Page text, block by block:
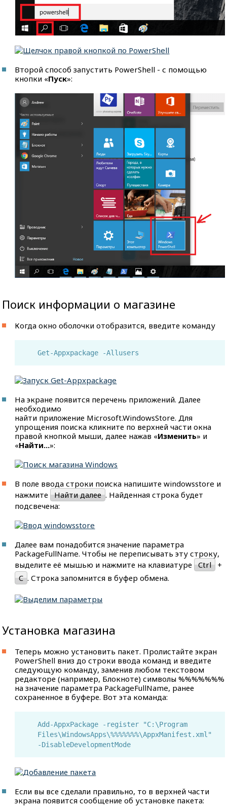
Второй способ запустить PowerShell - с помощью
кнопки «Пуск»:
Поиск информации о магазине
Когда окно оболочки отобразится, введите команду
Get-Appxpackage -Allusers
На экране появится перечень приложений. Далее
необходимо
найти приложение Microsoft.WindowsStore. Для
упрощения поиска кликните по верхней части окна
правой кнопкой мыши, далее нажав «Изменить» и
«Найти...»:
В поле ввода строки поиска напишите windowsstore и
нажмите
Найти далее . Найденная строка будет
подсвечена:
Далее вам понадобится значение параметра
PackageFullName. Чтобы не переписывать эту строку,
выделите её мышью и нажмите на клавиатуре
Ctrl
+
C . Строка запомнится в буфер обмена.
Установка магазина
Теперь можно установить пакет. Пролистайте экран
PowerShell вниз до строки ввода команд и введите
следующую команду, заменив любом текстовом
редакторе (например, Блокноте) символы %%%%%%%
на значение параметра PackageFullName, ранее
сохраненное в буфере. Вот эта команда:
Add-AppxPackage -register "C:\Program
Files\WindowsApps\%%%%%%%\AppxManifest.xml"
-DisableDevelopmentMode
Если вы все сделали правильно, то в верхней части
экрана появится сообщение об установке пакета: